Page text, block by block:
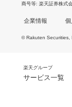
商号等 楽天証券株式
企業情報
© Rakuten Securities,
楽天グループ
サービス一覧